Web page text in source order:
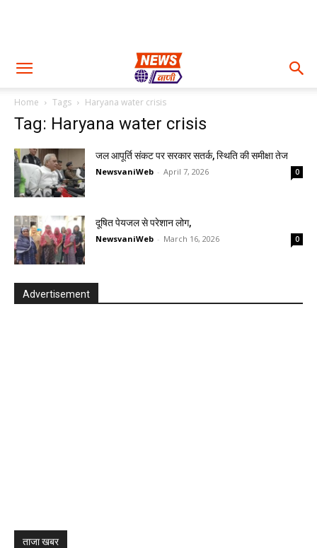
Home Tags Haryana water crisis
Tag: Haryana water crisis
जल आपूर्ति संकट पर सरकार सतर्क, स्थिति की समीक्षा तेज
NewsvaniWeb - April 7, 2026 0
दूषित पेयजल से परेशान लोग,
NewsvaniWeb - March 16, 2026 0
Advertisement
ताजा खबर